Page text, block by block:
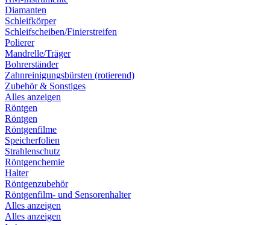
Diamanten
Schleifkörper
Schleifscheiben/Finierstreifen
Polierer
Mandrelle/Träger
Bohrerständer
Zahnreinigungsbürsten (rotierend)
Zubehör & Sonstiges
Alles anzeigen
Röntgen
Röntgen
Röntgenfilme
Speicherfolien
Strahlenschutz
Röntgenchemie
Halter
Röntgenzubehör
Röntgenfilm- und Sensorenhalter
Alles anzeigen
Alles anzeigen